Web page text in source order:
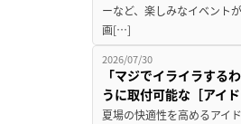
ーなど、楽しみなイベント
画[…]
2026/07/30
「マジでイライラする
うに取付可能な［アイ
夏場の快適性を高めるアイ